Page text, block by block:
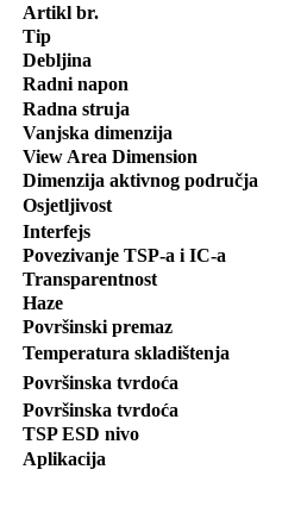
Artikl br.
Tip
Debljina
Radni napon
Radna struja
Vanjska dimenzija
View Area Dimension
Dimenzija aktivnog područja
Osjetljivost
Interfejs
Povezivanje TSP-a i IC-a
Transparentnost
Haze
Površinski premaz
Temperatura skladištenja
Površinska tvrdoća
Površinska tvrdoća
TSP ESD nivo
Aplikacija